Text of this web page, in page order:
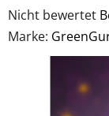
Die
Nicht bewertet
Marke: